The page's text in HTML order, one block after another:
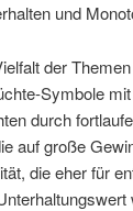
und
der
Symbole
durch
auf große
die eher für